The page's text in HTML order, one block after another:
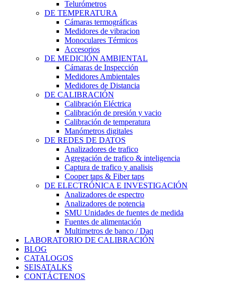
Telurómetros
DE TEMPERATURA
Cámaras termográficas
Medidores de vibracion
Monoculares Térmicos
Accesorios
DE MEDICIÓN AMBIENTAL
Cámaras de Inspección
Medidores Ambientales
Medidores de Distancia
DE CALIBRACIÓN
Calibración Eléctrica
Calibración de presión y vacio
Calibración de temperatura
Manómetros digitales
DE REDES DE DATOS
Analizadores de trafico
Agregación de trafico & inteligencia
Captura de trafico y analisis
Cooper taps & Fiber taps
DE ELECTRÓNICA E INVESTIGACIÓN
Analizadores de espectro
Analizadores de potencia
SMU Unidades de fuentes de medida
Fuentes de alimentación
Multimetros de banco / Daq
LABORATORIO DE CALIBRACIÓN
BLOG
CATALOGOS
SEISATALKS
CONTÁCTENOS